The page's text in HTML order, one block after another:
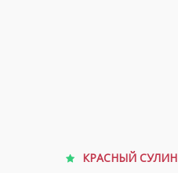
КРАСНЫЙ СУЛИН